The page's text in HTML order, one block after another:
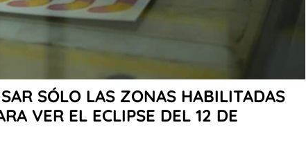
SÓLO LAS ZONAS HABILITADAS
VER EL ECLIPSE DEL 12 DE